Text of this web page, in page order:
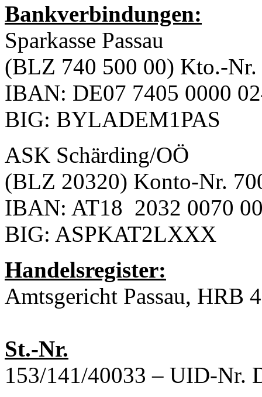
Bankverbindungen:
Sparkasse Passau
(BLZ 740 500 00) Kto.-Nr.
IBAN: DE07 7405 0000
BIG: BYLADEM1PAS
ASK Schärding/OÖ
(BLZ 20320) Konto-Nr.
IBAN: AT18 2032 0070
BIG: ASPKAT2LXXX
Handelsregister:
Amtsgericht Passau, HRB
St.-Nr.
153/141/40033 – UID-Nr.